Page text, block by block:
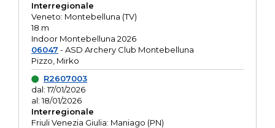
Interregionale
Veneto: Montebelluna (TV)
18 m
Indoor Montebelluna 2026
06047 - ASD Archery Club Montebelluna
Pizzo, Mirko
R2607003
dal: 17/01/2026
al: 18/01/2026
Interregionale
Friuli Venezia Giulia: Maniago (PN)